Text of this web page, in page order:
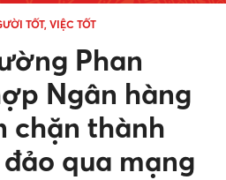
TỐT, VIỆC TỐT
Phan
Ngân hàng
chặn thành
qua mạng